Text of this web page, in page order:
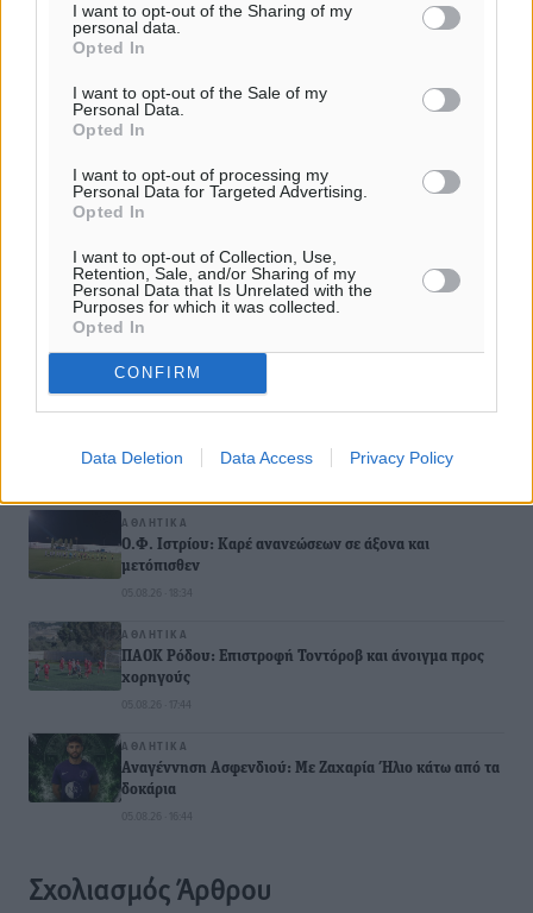
I want to opt-out of the Sharing of my
personal data.
Opted In
I want to opt-out of the Sale of my
Personal Data.
Opted In
I want to opt-out of processing my
Personal Data for Targeted Advertising.
Opted In
I want to opt-out of Collection, Use,
Retention, Sale, and/or Sharing of my
Personal Data that Is Unrelated with the
Purposes for which it was collected.
Opted In
CONFIRM
Data Deletion Data Access Privacy Policy
ΣΧΕΤΙΚΆ
Η κλήρωση του πρωταθλήματος των παμπαίδων!
Η κλήρωση του πρωταθλήματος των παμπαίδων!
ΤΕ ΕΟΠΕ Δωδεκανήσου: Οι διαιτητές του Final Four του
πρωταθλήματος Παμπαίδων
Η νέα κλήρωση των παμπαίδων (β' όμιλος) στο μπάσκετ
ΔΙΑΒΑΣΕ ΕΠΙΣΗΣ
ΑΘΛΗΤΙΚΆ
Ο.Φ. Ιστρίου: Καρέ ανανεώσεων σε άξονα και
μετόπισθεν
05.08.26 · 18:34
ΑΘΛΗΤΙΚΆ
ΠΑΟΚ Ρόδου: Επιστροφή Τοντόροβ και άνοιγμα προς
χορηγούς
05.08.26 · 17:44
ΑΘΛΗΤΙΚΆ
Αναγέννηση Ασφενδιού: Με Ζαχαρία Ήλιο κάτω από τα
δοκάρια
05.08.26 · 16:44
Σχολιασμός Άρθρου